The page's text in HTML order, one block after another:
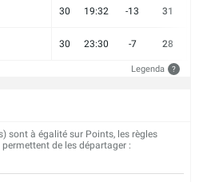
30 19:32 -13 31
30 23:30 -7 28
Legenda ?
sont à égalité sur Points, les règles
de les départager :